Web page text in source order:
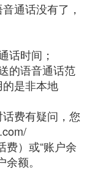
通话没有了，
话时间；
的语音通话范
是非本地
费有疑问，您
费）或“账户余
额。